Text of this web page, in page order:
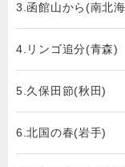
3.函館山から(南北
4.リンゴ追分(青森)
5.久保田節(秋田)
6.北国の春(岩手)